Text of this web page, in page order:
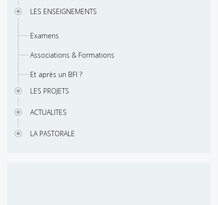
LES ENSEIGNEMENTS
Examens
Associations & Formations
Et après un BFI ?
LES PROJETS
ACTUALITES
LA PASTORALE